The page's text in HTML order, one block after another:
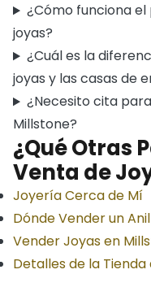
¿Cómo funciona
joyas?
¿Cuál es la
joyas y las casas de
¿Necesito cita
Millstone?
¿Qué Otras
Venta de
Joyería Cerca de Mí
Dónde Vender un
Vender Joyas en
Detalles de la